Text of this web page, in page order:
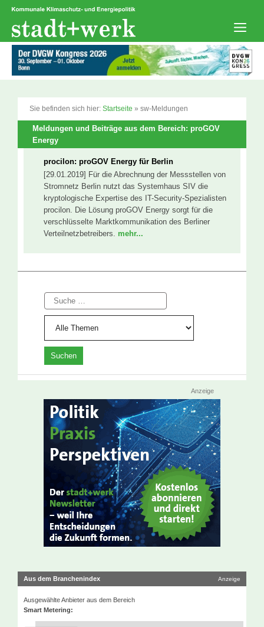
Zum
springen
Sie befinden sich hier: Startseite » sw-Meldungen
Meldungen und Beiträge aus dem Bereich: proGOV
Energy
procilon: proGOV Energy für Berlin
[29.01.2019] Für die Abrechnung der Messstellen von
Stromnetz Berlin nutzt das Systemhaus SIV die
kryptologische Expertise des IT-Security-Spezialisten
procilon. Die Lösung proGOV Energy sorgt für die
verschlüsselte Marktkommunikation des Berliner
Verteilnetzbetreibers. mehr...
Suche
Anzeige
Aus dem Branchenindex Anzeige
Ausgewählte Anbieter aus dem Bereich
Smart Metering: